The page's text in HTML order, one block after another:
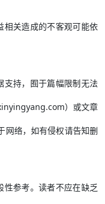
相关造成的不客观可能依
支持，囿于篇幅限制无法
）或文章
网络，如有侵权请告知删
性参考。读者不应在缺乏